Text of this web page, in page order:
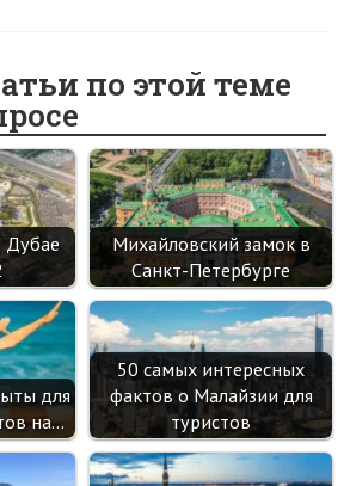
o
o
k
o
kl
as
sn
ik
i
er dI
n
es
t
a
m
по этой теме
Дубае
Михайловский замок в
Санкт-Петербурге
для
на…
50 самых интересных
фактов о Малайзии для
туристов